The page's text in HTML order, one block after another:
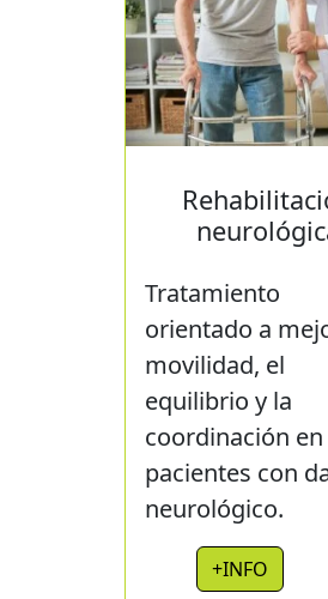
Tratamiento
orientado a
movilidad, el
equilibrio y la
coordinación en
pacientes con
neurológico.
+INFO